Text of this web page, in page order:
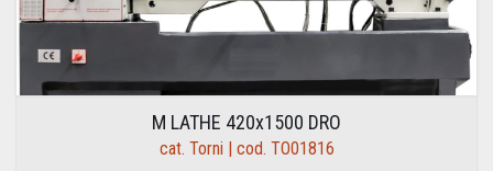
M LATHE 420x1500 DRO
cat. Torni | cod. TO01816